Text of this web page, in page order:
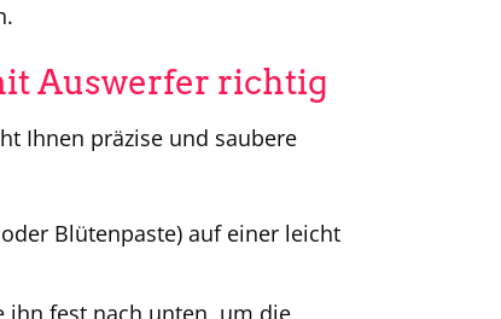
Auswerfer richtig
Ihnen präzise und saubere
Blütenpaste) auf einer leicht